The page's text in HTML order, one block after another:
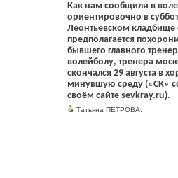
Как нам сообщили в
ориентировочно в
Леонтьевском кладбище
предполагается
бывшего главного
волейболу, тренера
скончался 29 августа в
минувшую среду («СК»
своём сайте sevkray.ru).
Татьяна ПЕТРОВА.